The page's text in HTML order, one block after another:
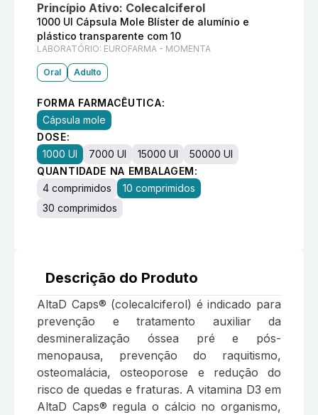
Princípio Ativo: Colecalciferol
1000 UI Cápsula Mole Blíster de alumínio e
plástico transparente com 10
LABORATÓRIO: EUROFARMA - MOMENTA
Oral Adulto
FORMA FARMACÊUTICA:
Cápsula mole
DOSE:
1000 UI
7000 UI 15000 UI
50000 UI
QUANTIDADE NA EMBALAGEM:
4 comprimidos
10 comprimidos
30 comprimidos
Descrição do Produto
AltaD Caps® (colecalciferol) é indicado para
prevenção e tratamento auxiliar da
desmineralização óssea pré e pós-
menopausa, prevenção do raquitismo,
osteomalácia, osteoporose e redução do
risco de quedas e fraturas. A vitamina D3 em
AltaD Caps® regula o cálcio no organismo,